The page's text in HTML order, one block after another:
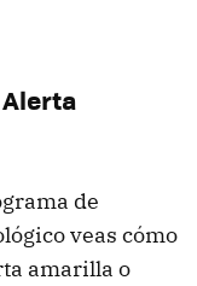
Alerta
de
veas cómo
amarilla o